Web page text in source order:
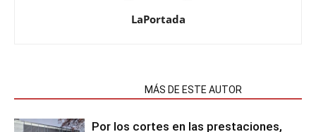
LaPortada
MÁS DE ESTE AUTOR
Por los cortes en las prestaciones,